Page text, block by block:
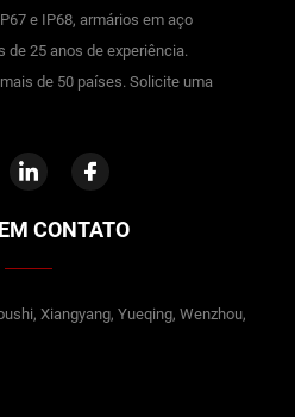
e IP68, armários em aço
de 25 anos de experiência.
de 50 países. Solicite uma
CONTATO
Xiangyang, Yueqing, Wenzhou,